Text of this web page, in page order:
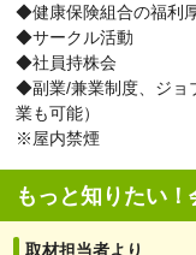
◆健康保険組合の福利
◆サークル活動
◆社員持株会
◆副業/兼業制度、ジョ
業も可能）
※屋内禁煙
もっと知りたい
取材担当者より